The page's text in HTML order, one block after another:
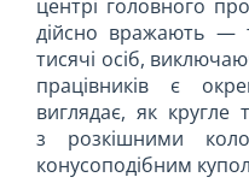
центрі головного
дійсно вражають —
тисячі осіб,
працівників є
виглядає, як кругле
з розкішними
конусоподібним